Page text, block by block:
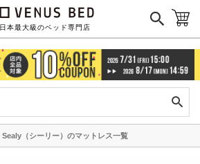
日本最大級のベッド専門店
Sealy（シーリー）のマットレス一覧